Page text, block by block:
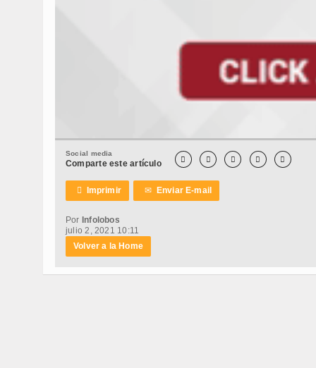
Social media
Comparte este artículo     
 Imprimir ✉ Enviar E-mail
Por Infolobos
julio 2, 2021 10:11
Volver a la Home